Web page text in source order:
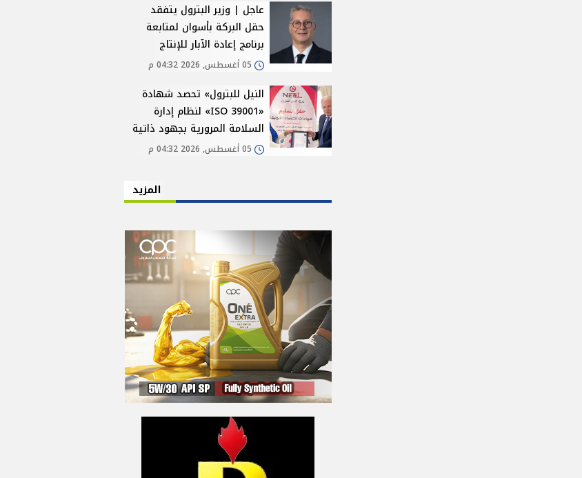
عاجل | وزير البترول يتفقد
حقل البركة بأسوان لمتابعة
برنامج إعادة الآبار للإنتاج
05 أغسطس, 2026 04:32 م
النيل للبترول» تحصد شهادة
«ISO 39001» لنظام إدارة
السلامة المرورية بجهود ذاتية
05 أغسطس, 2026 04:32 م
المزيد